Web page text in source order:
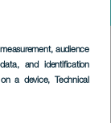
audience
and identification
a device, Technical